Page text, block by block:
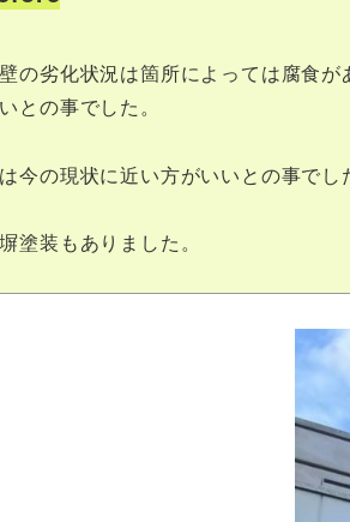
の劣化状況は箇所によっては腐食
との事でした。
今の現状に近い方がいいとの事でし
塗装もありました。